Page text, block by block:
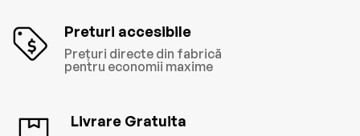
Preturi accesibile
Prețuri directe din fabrică
pentru economii maxime
Livrare Gratuita